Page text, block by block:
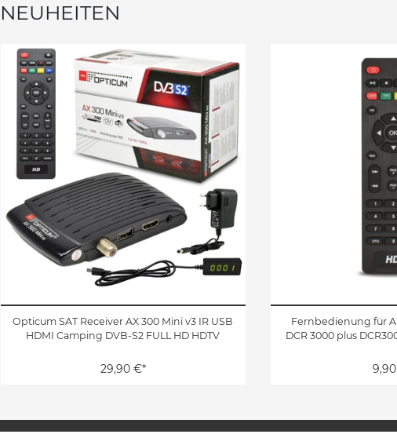
NEUHEITEN
Opticum SAT Receiver AX 300 Mini v3 IR USB
HDMI Camping DVB-S2 FULL HD HDTV
29,90 €*
Fernbedienung für
DCR 3000 plus